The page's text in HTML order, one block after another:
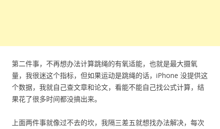
第二件事，不再想办法计算跳绳的有氧适能，也就是最大摄氧
量，我很迷这个指标，但如果运动是跳绳的话，iPhone 没提供这
个数据，我就自己查文章和论文，看能不能自己找公式计算，结
果花了很多时间都没搞出来。
上面两件事就像过不去的坎，我隔三差五就想找办法解决，每次